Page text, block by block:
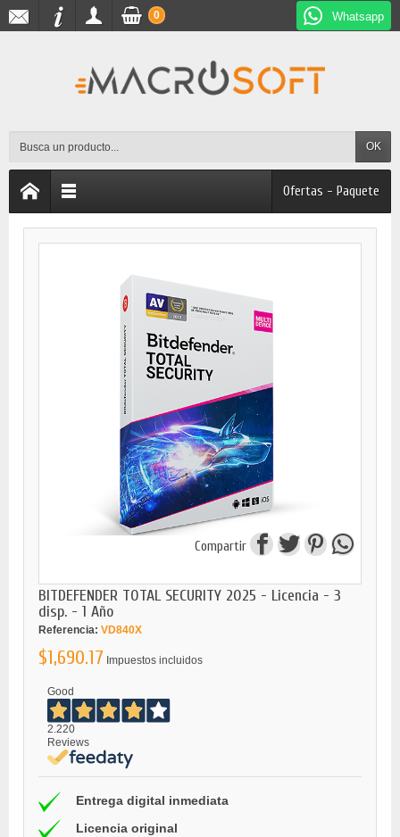
Whatsapp
OK
0
Ofertas - Paquete
Compartir
BITDEFENDER TOTAL SECURITY 2025 - Licencia - 3
disp. - 1 Año
Referencia: VD840X
$1,690.17 Impuestos incluidos
Good
2.220
Reviews
Entrega digital inmediata
Licencia original